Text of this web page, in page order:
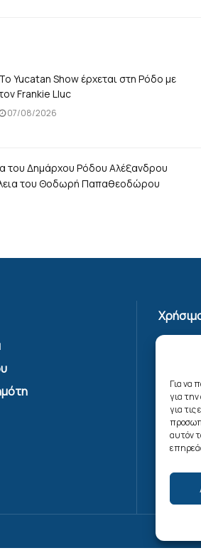
Για να
για
για τις
αυτόν
Το Yucatan Show έρχεται στη Ρόδο με
Frankie Lluc
07/08/2026
του Δημάρχου Ρόδου Αλέξανδρου
του Θοδωρή Παπαθεοδώρου
(ΕΕ)